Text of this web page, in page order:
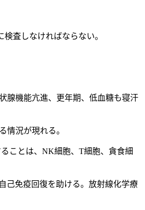
査しなければならない。
腺機能亢進、更年期、低血糖も寝汗
情況が現れる。
ことは、NK細胞、T細胞、貪食細
己免疫回復を助ける。放射線化学療